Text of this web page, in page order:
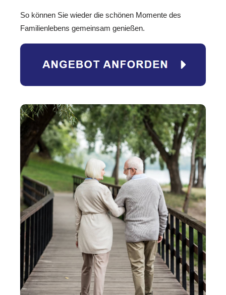
So können Sie wieder die schönen Momente des
Familienlebens gemeinsam genießen.